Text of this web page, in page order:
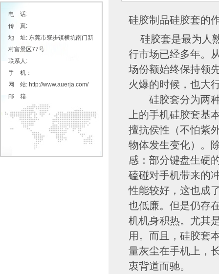
电 话:
传 真:
地 址: 东莞市寮步镇横坑南门新
村富景区77号
联系人:
手 机：
网 站: http://www.auerja.com/
邮 箱:
硅胶制品硅胶套的
硅胶套是最为人
行市场已经多年。
场份额始终保持领
火爆的时候，也大
硅胶套分为两种
上的手机硅胶套基
擅抗侯性（不怕紫
物体发生变化）。
感：部分键盘生硬
磕碰对手机带来的
性能较好，这也成
也低廉。但是仍存
机机身积热。尤其
用。而且，硅胶套
量灰尘在手机上，
衷背道而驰。